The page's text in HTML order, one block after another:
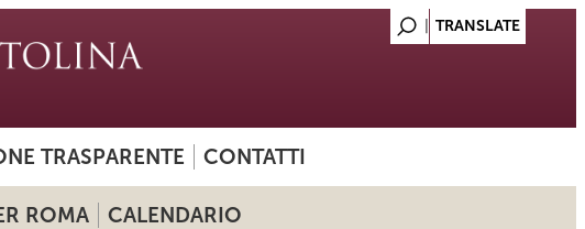
TRASPARENTE CONTATTI
ROMA CALENDARIO